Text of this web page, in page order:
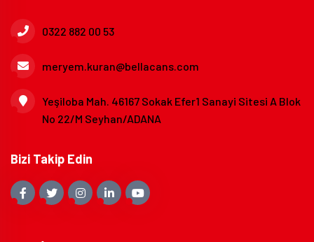
0322 882 00 53
meryem.kuran@bellacans.com
Yeşiloba Mah. 46167 Sokak Efer1 Sanayi Sitesi A Blok
No 22/M Seyhan/ADANA
Bizi Takip Edin